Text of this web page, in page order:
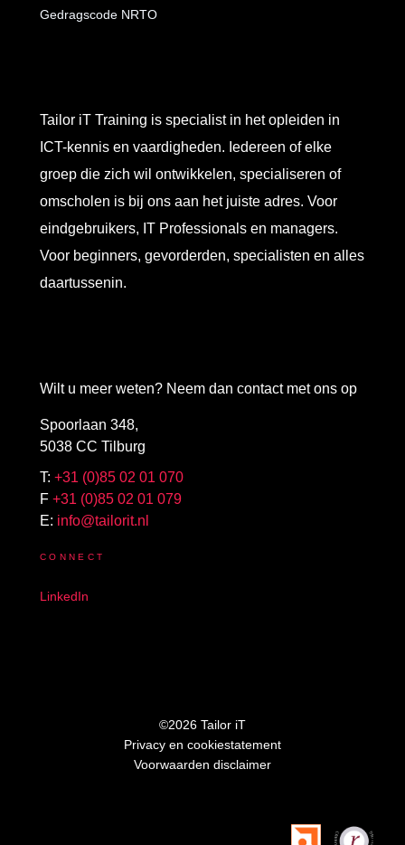
Wilt u meer weten? Neem dan contact met ons op
Spoorlaan 348,
5038 CC Tilburg
T: +31 (0)85 02 01 070
F +31 (0)85 02 01 079
E: info@tailorit.nl
CONNECT
LinkedIn
Tailor iT Training is specialist in het opleiden in
ICT-kennis en vaardigheden. Iedereen of elke
groep die zich wil ontwikkelen, specialiseren of
omscholen is bij ons aan het juiste adres. Voor
eindgebruikers, IT Professionals en managers.
Voor beginners, gevorderden, specialisten en alles
daartussenin.
Gedragscode NRTO
©2026 Tailor iT
Privacy en cookiestatement
Voorwaarden disclaimer